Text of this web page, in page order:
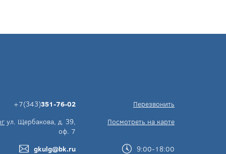
+7(343)351-76-02
Перезвонить
ул. Щербакова, д. 39,
оф. 7
Посмотреть на карте
gkulg@bk.ru 9:00-18:00